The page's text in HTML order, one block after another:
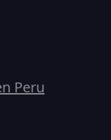
Peru